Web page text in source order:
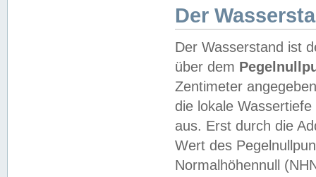
Der
Der Wasserstand ist
über dem
Zentimeter
die lokale
aus. Erst durch die
Wert des
Normalhöhennull